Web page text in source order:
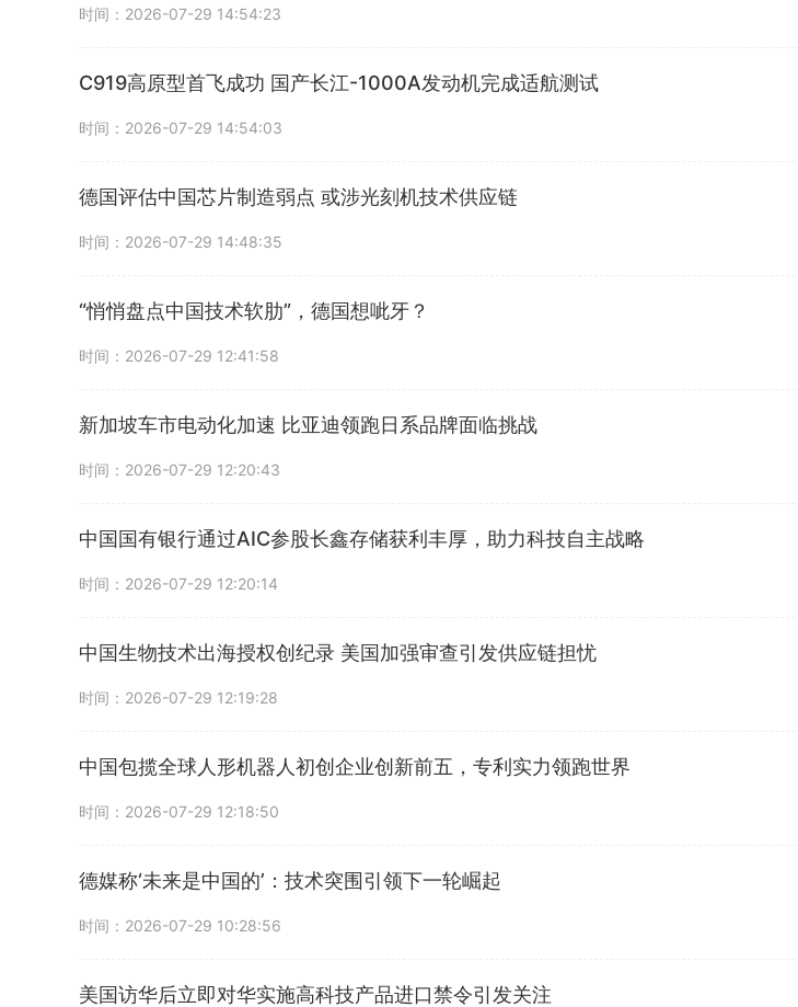
时间：2026-07-29 14:54:23
C919高原型首飞成功 国产长江-1000A发动机完成适航测试
时间：2026-07-29 14:54:03
德国评估中国芯片制造弱点 或涉光刻机技术供应链
时间：2026-07-29 14:48:35
“悄悄盘点中国技术软肋”，德国想呲牙？
时间：2026-07-29 12:41:58
新加坡车市电动化加速 比亚迪领跑日系品牌面临挑战
时间：2026-07-29 12:20:43
中国国有银行通过AIC参股长鑫存储获利丰厚，助力科技自主战略
时间：2026-07-29 12:20:14
中国生物技术出海授权创纪录 美国加强审查引发供应链担忧
时间：2026-07-29 12:19:28
中国包揽全球人形机器人初创企业创新前五，专利实力领跑世界
时间：2026-07-29 12:18:50
德媒称‘未来是中国的’：技术突围引领下一轮崛起
时间：2026-07-29 10:28:56
美国访华后立即对华实施高科技产品进口禁令引发关注